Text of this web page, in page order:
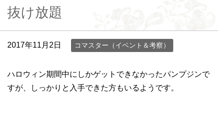
抜け放題
2017年11月2日 コマスター（イベント＆考察）
ハロウィン期間中にしかゲットできなかったパンプジンで
すが、しっかりと入手できた方もいるようです。